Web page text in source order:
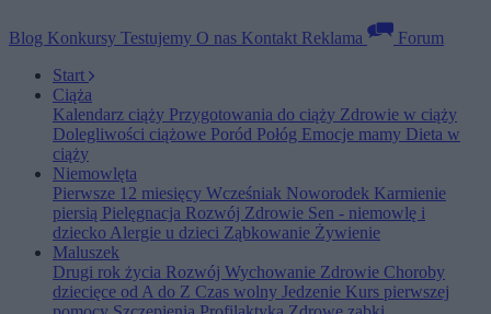
Blog Konkursy Testujemy O nas Kontakt Reklama
Forum
Start
Ciąża
Kalendarz ciąży Przygotowania do ciąży Zdrowie w ciąży
Dolegliwości ciążowe Poród Połóg Emocje mamy Dieta w
ciąży
Niemowlęta
Pierwsze 12 miesięcy Wcześniak Noworodek Karmienie
piersią Pielęgnacja Rozwój Zdrowie Sen - niemowlę i
dziecko Alergie u dzieci Ząbkowanie Żywienie
Maluszek
Drugi rok życia Rozwój Wychowanie Zdrowie Choroby
dziecięce od A do Z Czas wolny Jedzenie Kurs pierwszej